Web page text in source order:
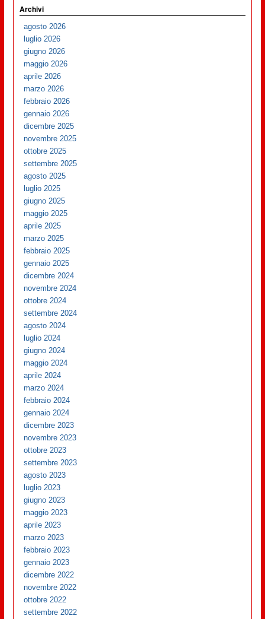
Archivi
agosto 2026
luglio 2026
giugno 2026
maggio 2026
aprile 2026
marzo 2026
febbraio 2026
gennaio 2026
dicembre 2025
novembre 2025
ottobre 2025
settembre 2025
agosto 2025
luglio 2025
giugno 2025
maggio 2025
aprile 2025
marzo 2025
febbraio 2025
gennaio 2025
dicembre 2024
novembre 2024
ottobre 2024
settembre 2024
agosto 2024
luglio 2024
giugno 2024
maggio 2024
aprile 2024
marzo 2024
febbraio 2024
gennaio 2024
dicembre 2023
novembre 2023
ottobre 2023
settembre 2023
agosto 2023
luglio 2023
giugno 2023
maggio 2023
aprile 2023
marzo 2023
febbraio 2023
gennaio 2023
dicembre 2022
novembre 2022
ottobre 2022
settembre 2022